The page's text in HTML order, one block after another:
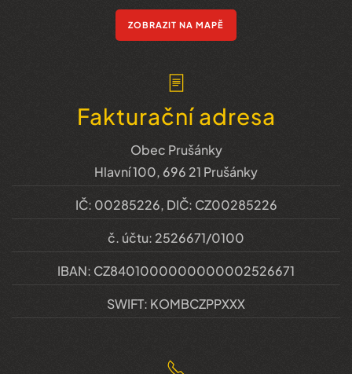
ZOBRAZIT NA MAPĚ
Fakturační adresa
Obec Prušánky
Hlavní 100, 696 21 Prušánky
IČ: 00285226, DIČ: CZ00285226
č. účtu: 2526671/0100
IBAN: CZ8401000000000002526671
SWIFT: KOMBCZPPXXX